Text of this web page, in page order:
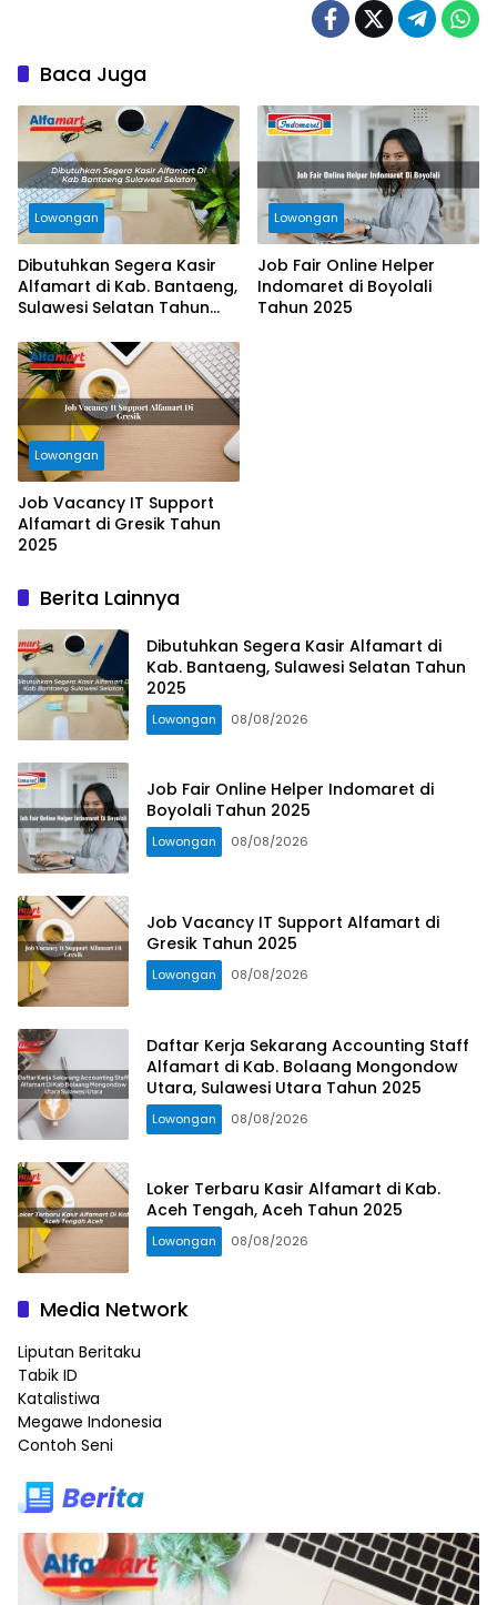
Baca Juga
Lowongan
Dibutuhkan Segera Kasir
Alfamart di Kab. Bantaeng,
Sulawesi Selatan Tahun
Lowongan
Job Fair Online Helper
Indomaret di Boyolali
Tahun 2025
Lowongan
Job Vacancy IT Support
Alfamart di Gresik Tahun
2025
Berita Lainnya
Dibutuhkan Segera Kasir Alfamart di
Kab. Bantaeng, Sulawesi Selatan Tahun
2025
Lowongan 08/08/2026
Job Fair Online Helper Indomaret di
Boyolali Tahun 2025
Lowongan 08/08/2026
Job Vacancy IT Support Alfamart di
Gresik Tahun 2025
Lowongan 08/08/2026
Daftar Kerja Sekarang Accounting Staff
Alfamart di Kab. Bolaang Mongondow
Utara, Sulawesi Utara Tahun 2025
Lowongan 08/08/2026
Loker Terbaru Kasir Alfamart di Kab.
Aceh Tengah, Aceh Tahun 2025
Lowongan 08/08/2026
Media Network
Liputan Beritaku
Tabik ID
Katalistiwa
Megawe Indonesia
Contoh Seni